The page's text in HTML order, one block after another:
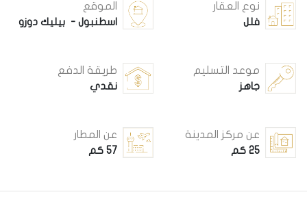
نوع العقار
فلل
الموقع
اسطنبول - بيليك دوزو
موعد التسليم
جاهز
طريقة الدفع
نقدي
عن مركز المدينة
25 كم
عن المطار
57 كم